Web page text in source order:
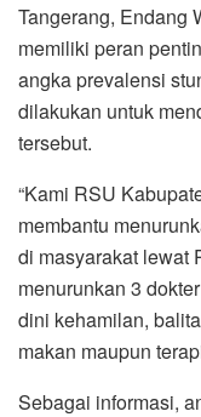
Tangerang, Endang
memiliki peran
angka prevalensi
dilakukan untuk
tersebut.
“Kami RSU
membantu
di masyarakat lewat
menurunkan 3
dini kehamilan,
makan maupun
Sebagai informasi,